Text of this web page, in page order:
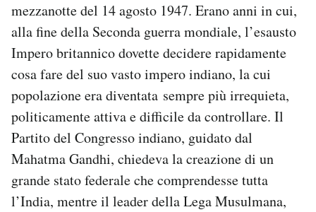
mezzanotte del 14 agosto 1947. Erano anni in cui,
alla fine della Seconda guerra mondiale, l’esausto
Impero britannico dovette decidere rapidamente
cosa fare del suo vasto impero indiano, la cui
popolazione era diventata sempre più irrequieta,
politicamente attiva e difficile da controllare. Il
Partito del Congresso indiano, guidato dal
Mahatma Gandhi, chiedeva la creazione di un
grande stato federale che comprendesse tutta
l’India, mentre il leader della Lega Musulmana,